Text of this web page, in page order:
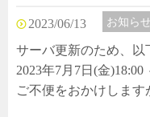
2023/06/13 お知らせ
サーバ更新のため、
2023年7月7日(金
ご不便をおかけします